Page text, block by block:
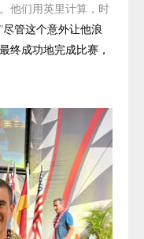
他们用英里计算，时
尽管这个意外让他浪
终成功地完成比赛，